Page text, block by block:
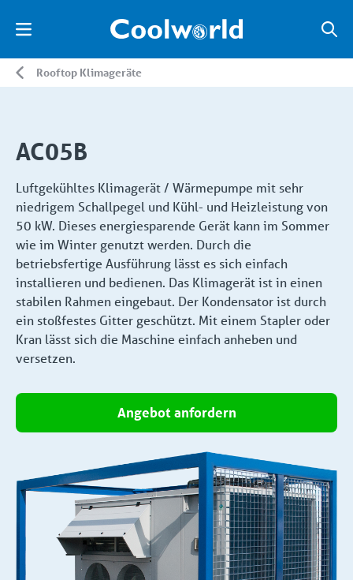
Rooftop Klimageräte
AC05B
Luftgekühltes Klimagerät / Wärmepumpe mit sehr
niedrigem Schallpegel und Kühl- und Heizleistung von
50 kW. Dieses energiesparende Gerät kann im Sommer
wie im Winter genutzt werden. Durch die
betriebsfertige Ausführung lässt es sich einfach
installieren und bedienen. Das Klimagerät ist in einen
stabilen Rahmen eingebaut. Der Kondensator ist durch
ein stoßfestes Gitter geschützt. Mit einem Stapler oder
Kran lässt sich die Maschine einfach anheben und
versetzen.
Angebot anfordern